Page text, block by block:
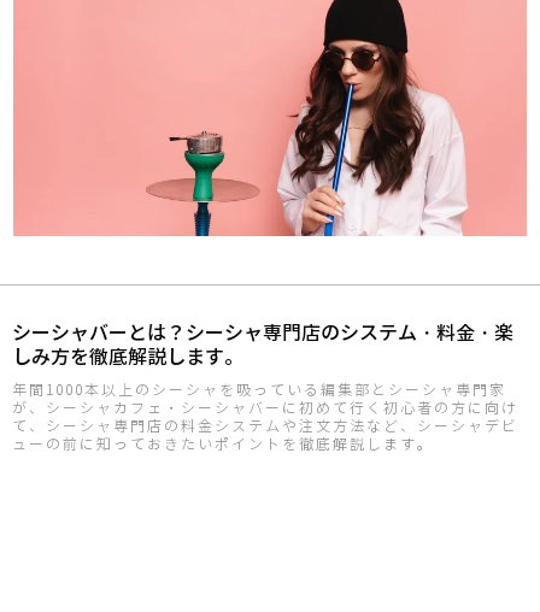
シーシャバーとは？シーシャ専門店のシステム・料金・楽
しみ方を徹底解説します。
年間1000本以上のシーシャを吸っている編集部とシーシャ専門家
が、シーシャカフェ・シーシャバーに初めて行く初心者の方に向け
て、シーシャ専門店の料金システムや注文方法など、シーシャデビ
ューの前に知っておきたいポイントを徹底解説します。